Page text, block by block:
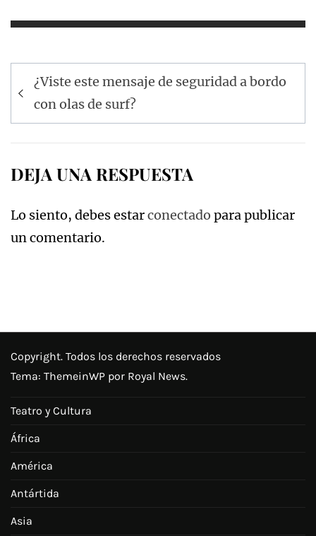
Navegación
de
entradas
¿Viste este mensaje de seguridad a bordo
con olas de surf?
DEJA UNA RESPUESTA
Lo siento, debes estarconectado para publicar
un comentario.
Copyright. Todos los derechos reservados
Tema: ThemeinWP por Royal News.
Teatro y Cultura
África
América
Antártida
Asia